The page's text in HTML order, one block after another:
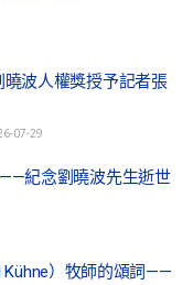
波人權獎授予記者張
07-29
紀念劉曉波先生逝世
Kühne）牧師的頌詞——